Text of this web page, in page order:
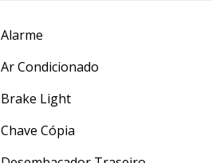
Alarme
Ar Condicionado
Brake Light
Chave Cópia